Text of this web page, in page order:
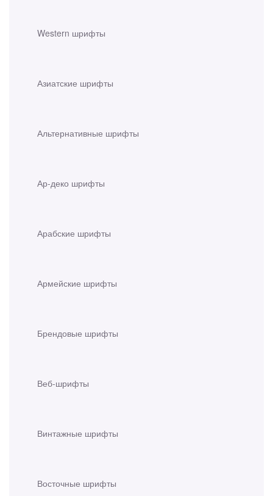
Western шрифты
Азиатские шрифты
Альтернативные шрифты
Ар-деко шрифты
Арабские шрифты
Армейские шрифты
Брендовые шрифты
Веб-шрифты
Винтажные шрифты
Восточные шрифты